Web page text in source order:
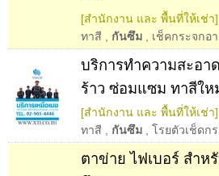
[สำนักงาน และ พื้นที่ให้เช่า]
ทาสี
กันซึม เช็คกระจกอ
บริการทำความสะอา
ร้าว ซ่อมแซม ทาสีให
[สำนักงาน และ พื้นที่ให้เช่า]
ทาสี
กันซึม โรยตัวเช็ดก
ตาข่าย ไฟเบอร์ สำ